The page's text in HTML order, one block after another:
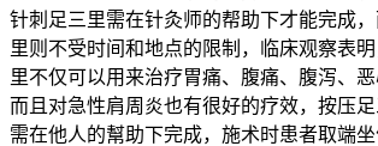
针刺足三里需在针灸师的帮助下才能完成
里则不受时间和地点的限制，临床观察表
里不仅可以用来治疗胃痛、腹痛、腹泻、恶
而且对急性肩周炎也有很好的疗效，按压
需在他人的幫助下完成，施术时患者取端坐